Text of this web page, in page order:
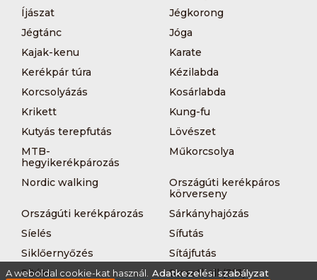
Íjászat
Jégkorong
Jégtánc
Jóga
Kajak-kenu
Karate
Kerékpár túra
Kézilabda
Korcsolyázás
Kosárlabda
Krikett
Kung-fu
Kutyás terepfutás
Lövészet
MTB-
hegyikerékpározás
Műkorcsolya
Nordic walking
Országúti kerékpáros
körverseny
Országúti kerékpározás
Sárkányhajózás
Síelés
Sífutás
Siklőernyőzés
Sítájfutás
Sítúra
Streetball (3*3)
A weboldal cookie-kat használ. Adatkezelési szabályzat